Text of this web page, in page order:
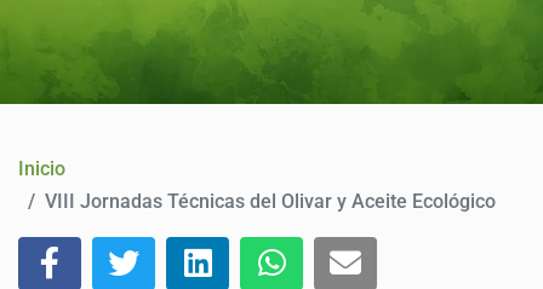
COMUNICACIÓN
CONTACTO
Inicio
VIII Jornadas Técnicas del Olivar y Aceite Ecológico